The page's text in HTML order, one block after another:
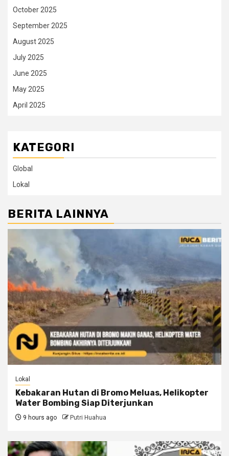
October 2025
September 2025
August 2025
July 2025
June 2025
May 2025
April 2025
KATEGORI
Global
Lokal
BERITA LAINNYA
Lokal
Kebakaran Hutan di Bromo Meluas, Helikopter
Water Bombing Siap Diterjunkan
9 hours ago Putri Huahua